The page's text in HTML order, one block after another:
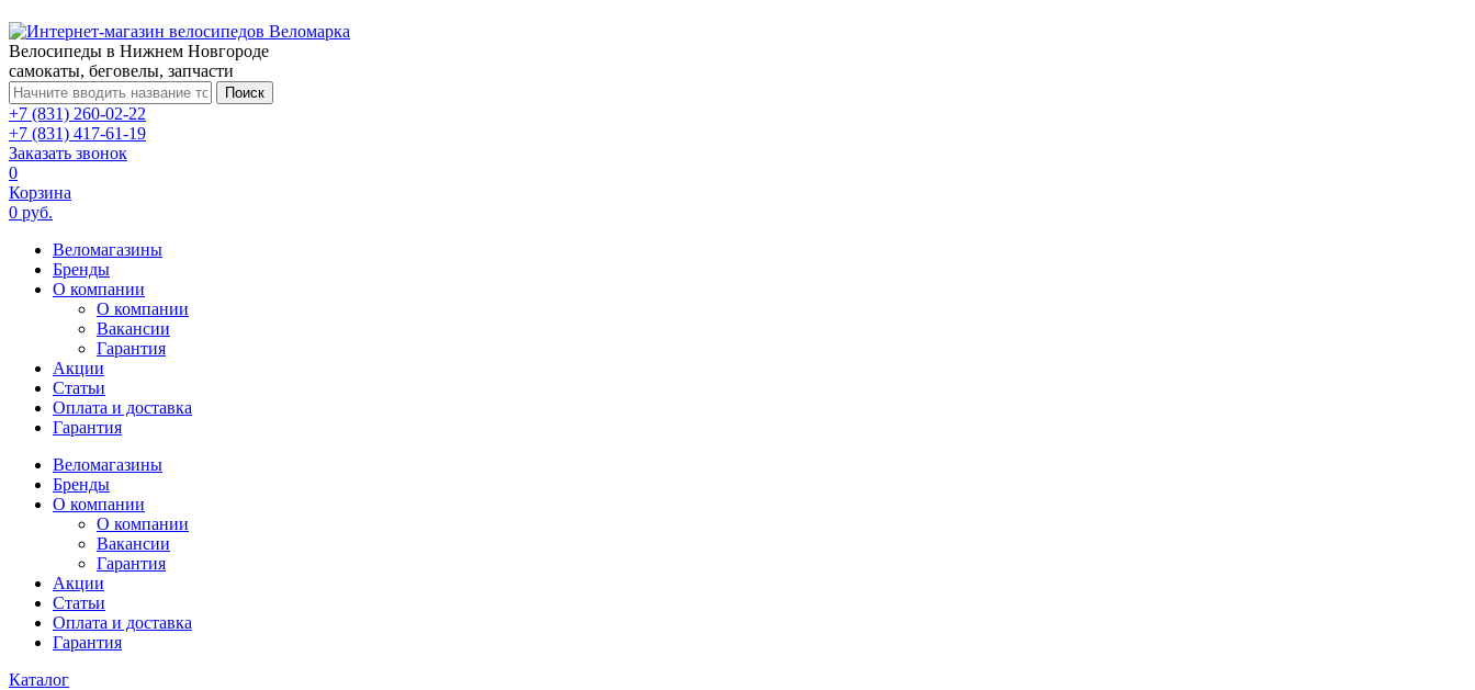
Велосипеды в Нижнем Новгороде
самокаты, беговелы, запчасти
Поиск
+7 (831) 260-02-22
+7 (831) 417-61-19
Заказать звонок
0
Корзина
0 руб.
Веломагазины
Бренды
О компании
О компании
Вакансии
Гарантия
Акции
Статьи
Оплата и доставка
Гарантия
Веломагазины
Бренды
О компании
О компании
Вакансии
Гарантия
Акции
Статьи
Оплата и доставка
Гарантия
Каталог